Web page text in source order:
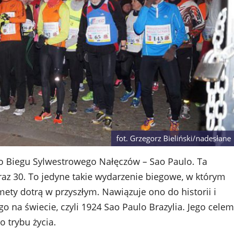
fot. Grzegorz Bieliński/nadesłane
Sylwestrowego Nałęczów – Sao Paulo. Ta
30. To jedyne takie wydarzenie biegowe, w którym
dotrą w przyszłym. Nawiązuje ono do historii i
na świecie, czyli 1924 Sao Paulo Brazylia. Jego celem
trybu życia.